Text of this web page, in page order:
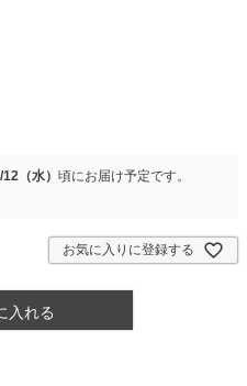
（水） 頃にお届け予定です。
お気に入りに登録する
入れる